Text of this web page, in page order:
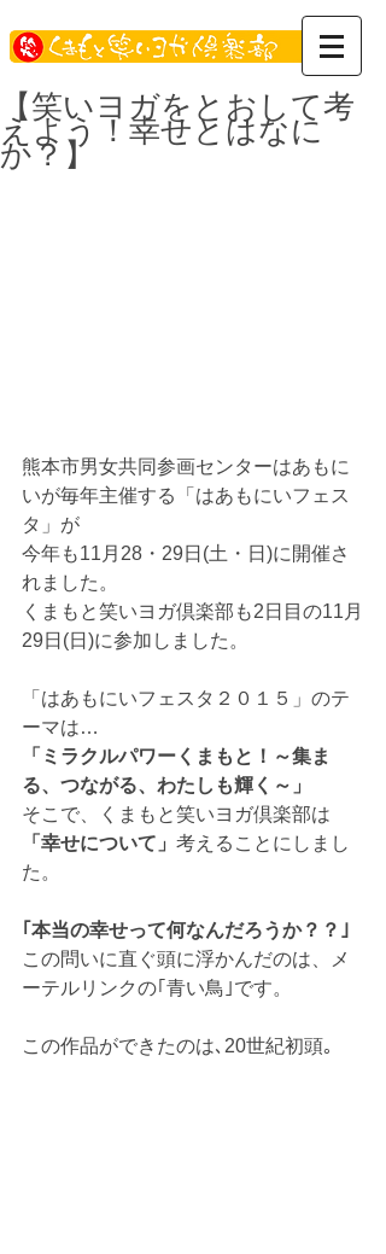
【笑いヨガをとおして考
えよう！幸せとはなに
か？】
熊本市男女共同参画センターはあもに
いが毎年主催する「はあもにいフェス
タ」が
今年も11月28・29日(土・日)に開催さ
れました。
くまもと笑いヨガ倶楽部も2日目の11月
29日(日)に参加しました。
「はあもにいフェスタ２０１５」のテ
ーマは…
「ミラクルパワーくまもと！～集ま
る、つながる、わたしも輝く～」
そこで、くまもと笑いヨガ倶楽部は
「幸せについて」 考えることにしまし
た。
｢本当の幸せって何なんだろうか？？｣
この問いに直ぐ頭に浮かんだのは、メ
ーテルリンクの｢青い鳥｣です。
この作品ができたのは､20世紀初頭｡